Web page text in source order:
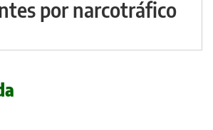
por narcotráfico